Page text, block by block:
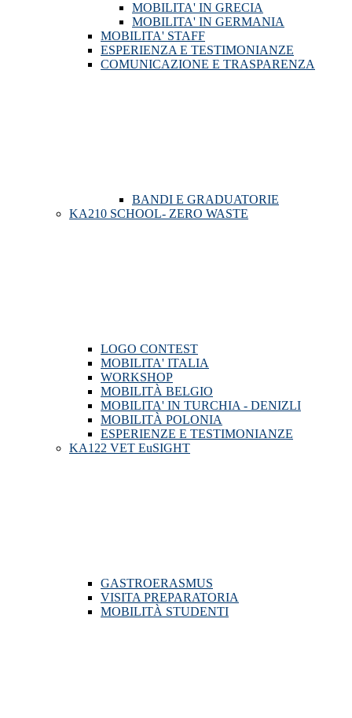
MOBILITA' IN GRECIA
MOBILITA' IN GERMANIA
MOBILITA' STAFF
ESPERIENZA E TESTIMONIANZE
COMUNICAZIONE E TRASPARENZA
BANDI E GRADUATORIE
KA210 SCHOOL- ZERO WASTE
LOGO CONTEST
MOBILITA' ITALIA
WORKSHOP
MOBILITÀ BELGIO
MOBILITA' IN TURCHIA - DENIZLI
MOBILITÀ POLONIA
ESPERIENZE E TESTIMONIANZE
KA122 VET EuSIGHT
GASTROERASMUS
VISITA PREPARATORIA
MOBILITÀ STUDENTI